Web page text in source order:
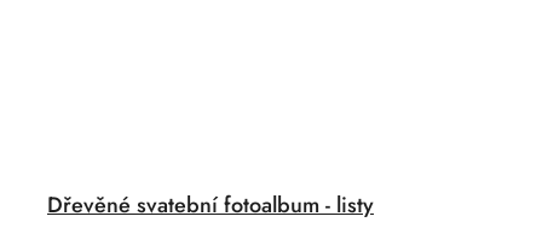
Dřevěné svatební fotoalbum - listy